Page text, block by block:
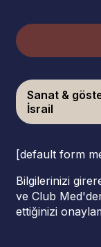
Sanat &
İsrail
[default form
Bilgilerinizi
ve Club
ettiğinizi